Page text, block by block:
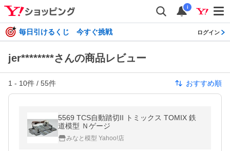
i
毎日引けるくじ 今すぐ挑戦 ログイン
jer********さんの商品レビュー
1 - 10件 / 55件 おすすめ順
5569 TCS自動踏切II トミックス TOMIX 鉄
道模型 Ｎゲージ
みなと模型 Yahoo!店